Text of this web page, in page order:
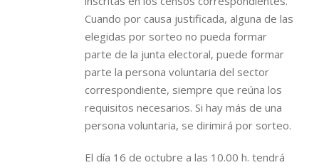
Cuando por causa justificada, alguna de las
elegidas por sorteo no pueda formar
parte de la junta electoral, puede formar
parte la persona voluntaria del sector
correspondiente, siempre que reúna los
requisitos necesarios. Si hay más de una
persona voluntaria, se dirimirá por sorteo.
El día 16 de octubre a las 10.00 h. tendrá